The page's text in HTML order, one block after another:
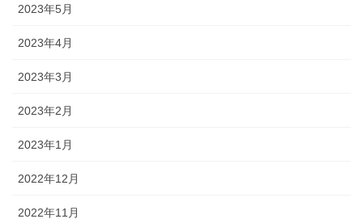
2023年5月
2023年4月
2023年3月
2023年2月
2023年1月
2022年12月
2022年11月